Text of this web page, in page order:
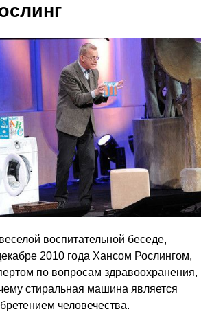
воспитательной беседе,
2010 года Хансом Рослингом,
по вопросам здравоохранения,
стиральная машина является
человечества.